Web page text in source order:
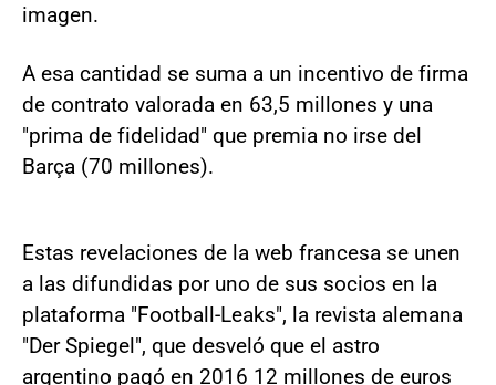
imagen.
A esa cantidad se suma a un incentivo de firma
de contrato valorada en 63,5 millones y una
"prima de fidelidad" que premia no irse del
Barça (70 millones).
Estas revelaciones de la web francesa se unen
a las difundidas por uno de sus socios en la
plataforma "Football-Leaks", la revista alemana
"Der Spiegel", que desveló que el astro
argentino pagó en 2016 12 millones de euros